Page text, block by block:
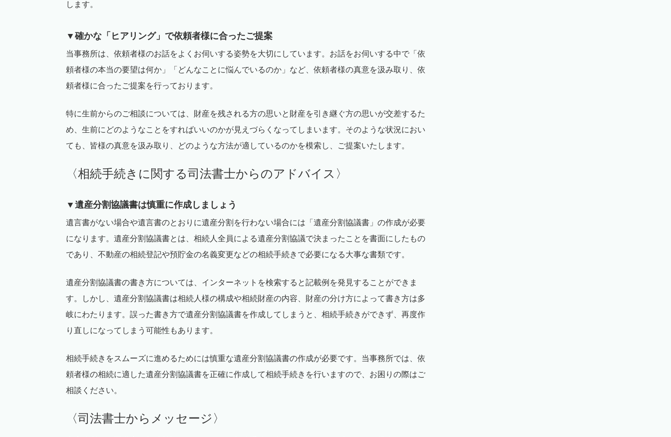
します。
▼確かな「ヒアリング」で依頼者様に合ったご提案
当事務所は、依頼者様のお話をよくお伺いする姿勢を大切にしています。お話をお伺いする中で「依
頼者様の本当の要望は何か」「どんなことに悩んでいるのか」など、依頼者様の真意を汲み取り、依
頼者様に合ったご提案を行っております。
特に生前からのご相談については、財産を残される方の思いと財産を引き継ぐ方の思いが交差するた
め、生前にどのようなことをすればいいのかが見えづらくなってしまいます。そのような状況におい
ても、皆様の真意を汲み取り、どのような方法が適しているのかを模索し、ご提案いたします。
〈相続手続きに関する司法書士からのアドバイス〉
▼ 遺産分割協議書は慎重に作成しましょう
遺言書がない場合や遺言書のとおりに遺産分割を行わない場合には「遺産分割協議書」の作成が必要
になります。遺産分割協議書とは、相続人全員による遺産分割協議で決まったことを書面にしたもの
であり、不動産の相続登記や預貯金の名義変更などの相続手続きで必要になる大事な書類です。
遺産分割協議書の書き方については、インターネットを検索すると記載例を発見することができま
す。しかし、遺産分割協議書は相続人様の構成や相続財産の内容、財産の分け方によって書き方は多
岐にわたります。誤った書き方で遺産分割協議書を作成してしまうと、相続手続きができず、再度作
り直しになってしまう可能性もあります。
相続手続きをスムーズに進めるためには慎重な遺産分割協議書の作成が必要です。当事務所では、依
頼者様の相続に適した遺産分割協議書を正確に作成して相続手続きを行いますので、お困りの際はご
相談ください。
〈司法書士からメッセージ〉